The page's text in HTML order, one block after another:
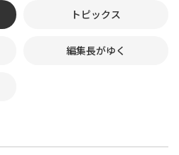
トピックス
編集長がゆく